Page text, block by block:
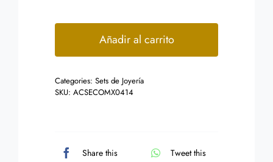
Joyeria
Colibri
cantidad
Añadir al carrito
Categories: Sets de Joyería
SKU: ACSECOMX0414
Share this
Tweet this